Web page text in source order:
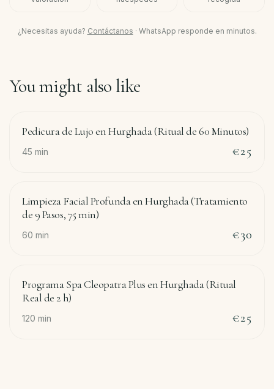
¿Necesitas ayuda? Contáctanos · WhatsApp responde en minutos.
You might also like
Pedicura de Lujo en Hurghada (Ritual de 60 Minutos)
45 min €25
Limpieza Facial Profunda en Hurghada (Tratamiento
de 9 Pasos, 75 min)
60 min €30
Programa Spa Cleopatra Plus en Hurghada (Ritual
Real de 2 h)
120 min €25